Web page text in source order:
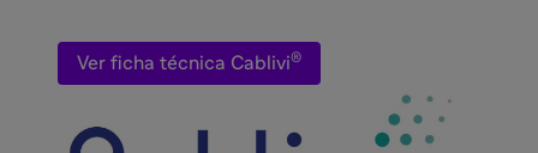
Ver ficha técnica Cablivi®